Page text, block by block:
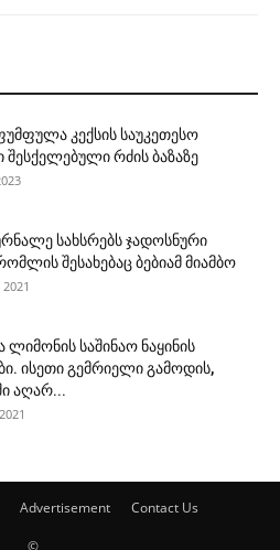
კექსის საუკეთესო
შესქელებული რძის ბაზაზე
სახსრებს ჯადოსნური
შესახებაც ბებიამ მიამბო
ლიმონის საშინაო ნაყინის
ისეთი გემრიელი გამოდის,
აღარ...
Advertisement Contact Us